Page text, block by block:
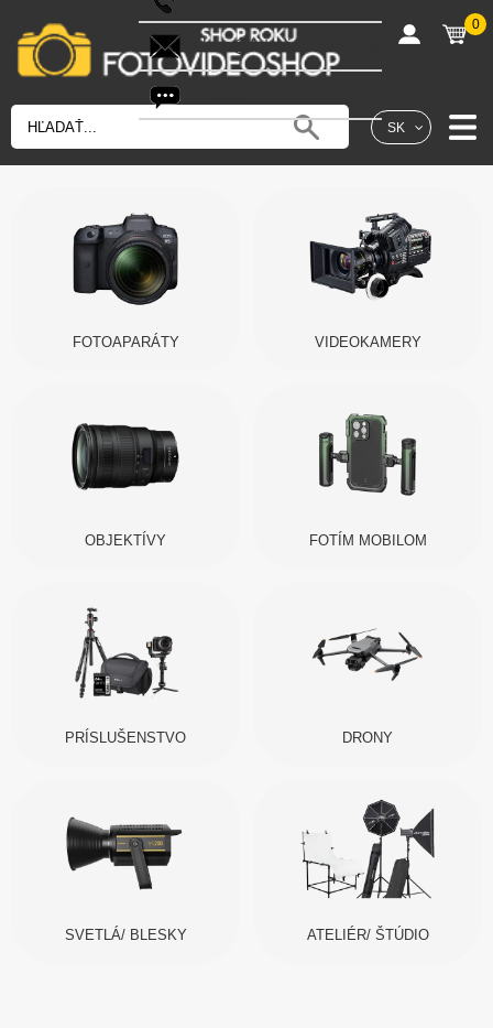
SK
shop@fotovideoshop.sk
0
FOTOAPARÁTY VIDEOKAMERY
OBJEKTÍVY FOTÍM MOBILOM
PRÍSLUŠENSTVO DRONY
SVETLÁ/ BLESKY ATELIÉR/ ŠTÚDIO